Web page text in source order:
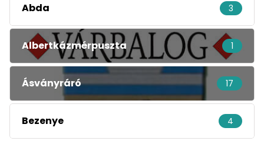
Abda 3
Albertkázmérpuszta 1
Ásványráró 17
Bezenye 4